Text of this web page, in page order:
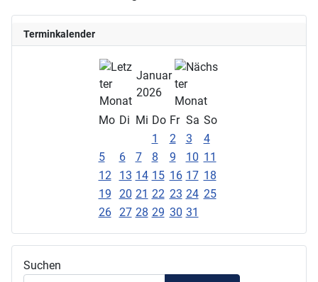
Terminkalender
Januar
2026
Mo Di Mi Do Fr Sa So
1
2 3
4
5
6 7 8 9 10 11
12
13 14 15 16 17 18
19
20 21 22 23 24 25
26
27 28 29 30 31
Suchen